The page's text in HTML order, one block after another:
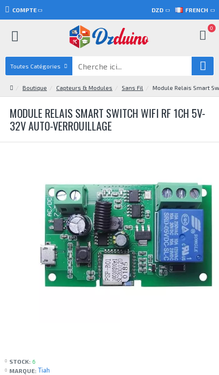
COMPTE DZD FRENCH
0
Toutes Catégories
Boutique Capteurs & Modules Sans Fil Module Relais Smart
MODULE RELAIS SMART SWITCH WIFI RF 1CH 5V-
32V AUTO-VERROUILLAGE
STOCK: 6
MARQUE: Tiah